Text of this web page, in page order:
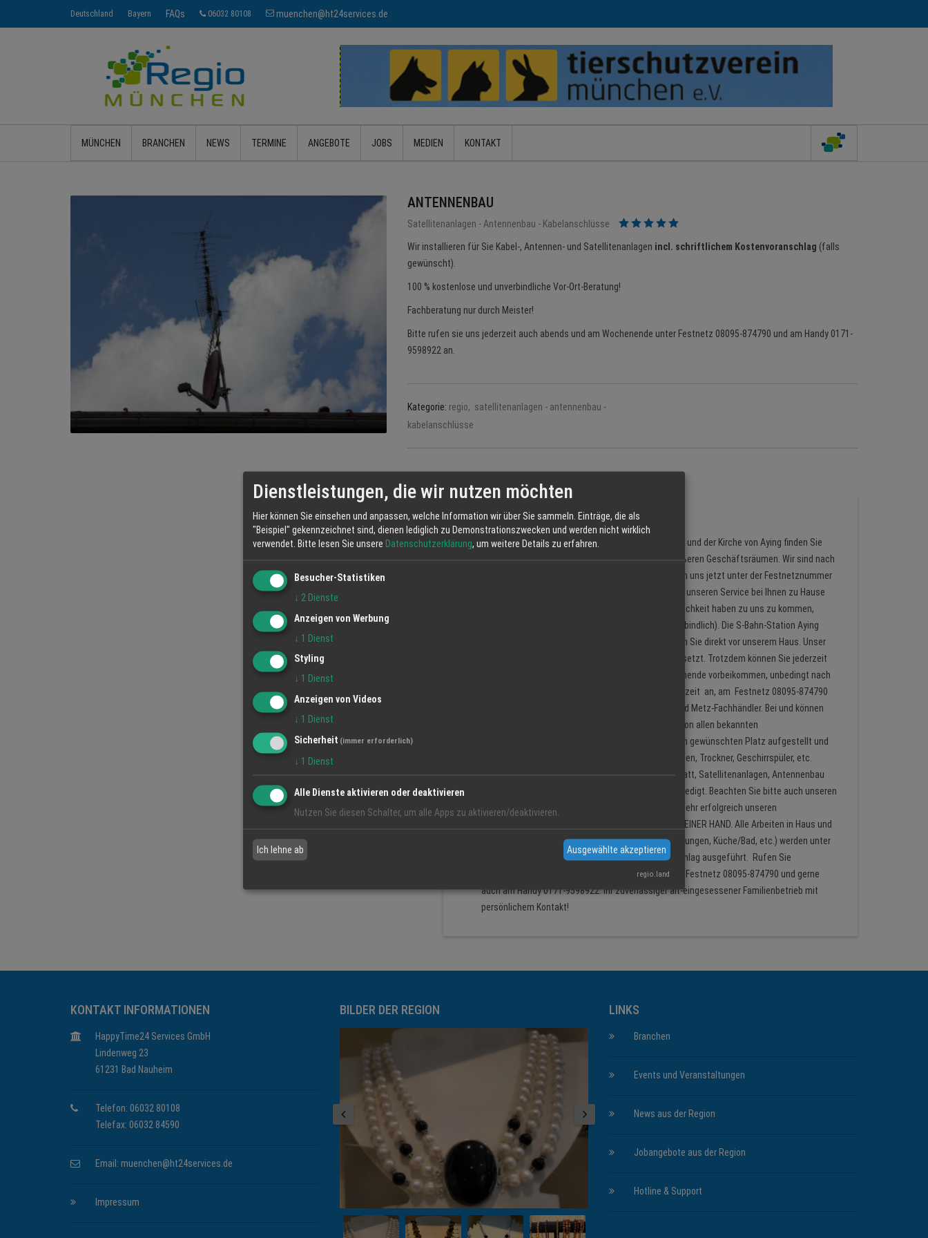
Deutschland Bayern FAQs 06032 80108 muenchen@ht24services.de
MÜNCHEN BRANCHEN NEWS TERMINE ANGEBOTE JOBS MEDIEN KONTAKT
ANTENNENBAU
Satellitenanlagen - Antennenbau - Kabelanschlüsse
Wir installieren für Sie Kabel-, Antennen- und Satellitenanlagen incl. schriftlichem Kostenvoranschlag (falls
gewünscht).
100 % kostenlose und unverbindliche Vor-Ort-Beratung!
Fachberatung nur durch Meister!
Bitte rufen sie uns jederzeit auch abends und am Wochenende unter Festnetz 08095-874790 und am Handy 0171-
9598922 an.
Kategorie: regio, satellitenanlagen - antennenbau -
kabelanschlüsse
Elektro Fernseh Schweizer
Gleich um die Ecke des bekannten Brauereigasthofs und der Kirche von Aying finden Sie
uns schon seit einigen Jahren in den neuen und größeren Geschäftsräumen. Wir sind nach
wie vor täglich an Ihrem Wohnort präsent. Sie können uns jetzt unter der Festnetznummer
08095-874790 erreichen. Wir bieten Ihnen wie bisher unseren Service bei Ihnen zu Hause
inclusive Anfahrtskosten und für die, die keine Möglichkeit haben zu uns zu kommen,
unseren neuen Abhol- und Bring-Service (völlig unverbindlich). Die S-Bahn-Station Aying
befindet sich in nur 500m Entfernung. Parken können Sie direkt vor unserem Haus. Unser
Geschäft ist seit einiger Zeit nicht mehr ständig besetzt. Trotzdem können Sie jederzeit
früher oder auch später am Abend, auch am Wochenende vorbeikommen, unbedingt nach
telefonischer Vereinbarung. Rufen Sie einfach jederzeit an, am Festnetz 08095-874790
und gerne auch am Handy 0171- 9598922 an. Wir sind Metz-Fachhändler. Bei und können
sie aber sämtliche Unterhaltungs- u. Elektrogeräte von allen bekannten
Herstellern kaufen. Neue Geräte werden von uns am gewünschten Platz aufgestellt und
betriebsbereit angeschlossen. Auch Waschmaschinen, Trockner, Geschirrspüler, etc.
Fernseherreparaturen vor Ort oder in unserer Werkstatt, Satellitenanlagen, Antennenbau
und Kabelanschlüsse. Alles wird von Meisterhand erledigt. Beachten Sie bitte auch unseren
Handwerkerservice ! Seit einigen Jahren bieten wir sehr erfolgreich unseren
Handwerkerservice an, nach dem Motto, ALLES AUS EINER HAND. Alle Arbeiten in Haus und
Garten (auch kleine Renovierungen und große Sanierungen, Küche/Bad, etc.) werden unter
unserer Regie nach unverbindlichem Kostenvoranschlag ausgeführt. Rufen Sie
unverbindlich an um unsere Leistungen zu erfahren. Festnetz 08095-874790 und gerne
auch am Handy 0171-9598922. Ihr zuverlässiger alt-eingesessener Familienbetrieb mit
persönlichem Kontakt!
KONTAKT INFORMATIONEN
HappyTime24 Services GmbH
Lindenweg 23
61231 Bad Nauheim
Telefon: 06032 80108
Telefax: 06032 84590
Email: muenchen@ht24services.de
Impressum
BILDER DER REGION LINKS
Branchen
Events und Veranstaltungen
News aus der Region
Jobangebote aus der Region
Hotline & Support
Dienstleistungen, die wir nutzen möchten
Hier können Sie einsehen und anpassen, welche Information wir über Sie sammeln. Einträge, die als
"Beispiel" gekennzeichnet sind, dienen lediglich zu Demonstrationszwecken und werden nicht wirklich
verwendet. Bitte lesen Sie unsere Datenschutzerklärung, um weitere Details zu erfahren.
Besucher-Statistiken
↓ 2 Dienste
Anzeigen von Werbung
↓ 1 Dienst
Styling
↓ 1 Dienst
Anzeigen von Videos
↓ 1 Dienst
Sicherheit (immer erforderlich)
↓ 1 Dienst
Alle Dienste aktivieren oder deaktivieren
Nutzen Sie diesen Schalter, um alle Apps zu aktivieren/deaktivieren.
Ich lehne ab Ausgewählte akzeptieren
regio.land